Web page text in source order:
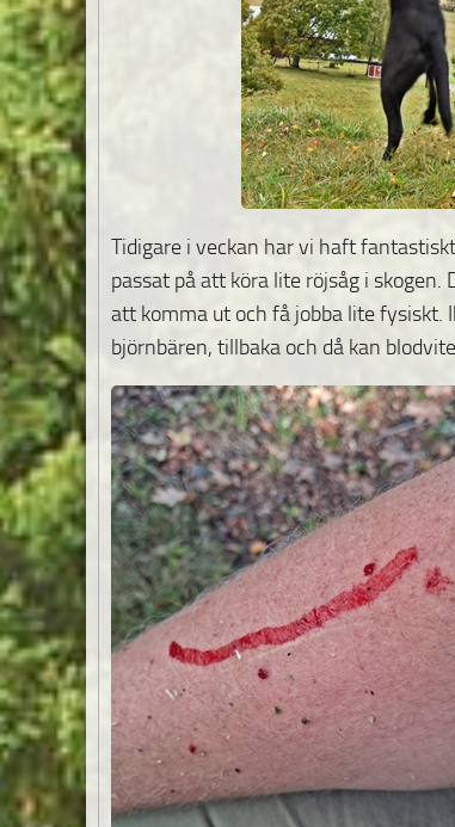
Tidigare i veckan har vi haft
passat på att köra lite röjsåg i
att komma ut och få jobba lite fysiskt.
björnbären, tillbaka och då kan